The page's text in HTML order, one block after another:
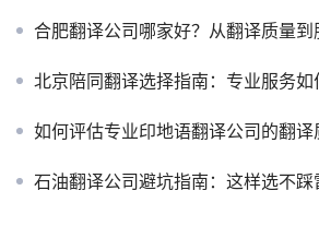
合肥翻译公司哪家好？从翻译质量
北京陪同翻译选择指南：专业服务
如何评估专业印地语翻译公司的翻译
石油翻译公司避坑指南：这样选不踩